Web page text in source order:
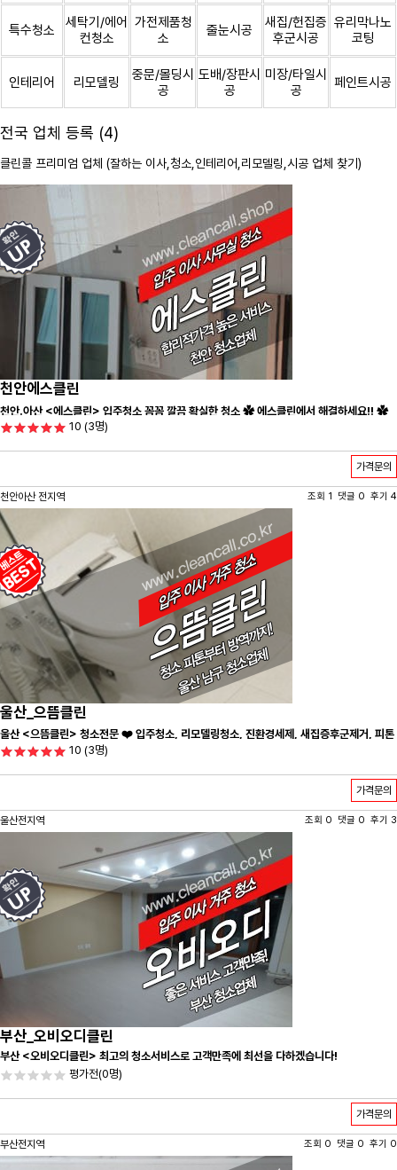
특수청소
세탁기/에어
컨청소
가전제품청
소
줄눈시공
새집/헌집증
후군시공
유리막나노
코팅
인테리어 리모델링
중문/몰딩시
공
도배/장판시
공
미장/타일시
공
페인트시공
전국 업체 등록 (4)
클린콜 프리미엄 업체 (잘하는 이사, 청소 ,인테리어,리모델링,시공 업체 찾기)
천안에스클린
천안.아산 <에스클린> 입주청소 꼼꼼 깔끔 확실한 청소 ✿ 에스클린에서 해결하세요!! ✿
10 (3명)
가격문의
천안아산 전지역 조회 1 댓글 0 후기 4
울산_으뜸클린
울산 <으뜸클린> 청소전문 ❤️ 입주청소, 리모델링청소, 진환경세제, 새집증후군제거, 피톤
치드시공 전문 청소 업체 ❤️
10 (3명)
가격문의
울산전지역 조회 0 댓글 0 후기 3
부산_오비오디클린
부산 <오비오디클린> 최고의 청소서비스로 고객만족에 최선을 다하겠습니다!
평가전(0명)
가격문의
부산전지역 조회 0 댓글 0 후기 0